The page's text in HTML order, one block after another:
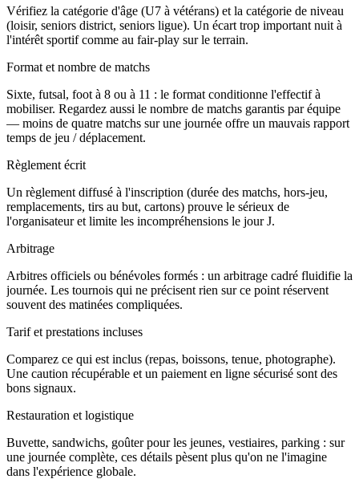
Vérifiez la catégorie d'âge (U7 à vétérans) et la catégorie de niveau
(loisir, seniors district, seniors ligue). Un écart trop important nuit à
l'intérêt sportif comme au fair-play sur le terrain.
Format et nombre de matchs
Sixte, futsal, foot à 8 ou à 11 : le format conditionne l'effectif à
mobiliser. Regardez aussi le nombre de matchs garantis par équipe
— moins de quatre matchs sur une journée offre un mauvais rapport
temps de jeu / déplacement.
Règlement écrit
Un règlement diffusé à l'inscription (durée des matchs, hors-jeu,
remplacements, tirs au but, cartons) prouve le sérieux de
l'organisateur et limite les incompréhensions le jour J.
Arbitrage
Arbitres officiels ou bénévoles formés : un arbitrage cadré fluidifie la
journée. Les tournois qui ne précisent rien sur ce point réservent
souvent des matinées compliquées.
Tarif et prestations incluses
Comparez ce qui est inclus (repas, boissons, tenue, photographe).
Une caution récupérable et un paiement en ligne sécurisé sont des
bons signaux.
Restauration et logistique
Buvette, sandwichs, goûter pour les jeunes, vestiaires, parking : sur
une journée complète, ces détails pèsent plus qu'on ne l'imagine
dans l'expérience globale.